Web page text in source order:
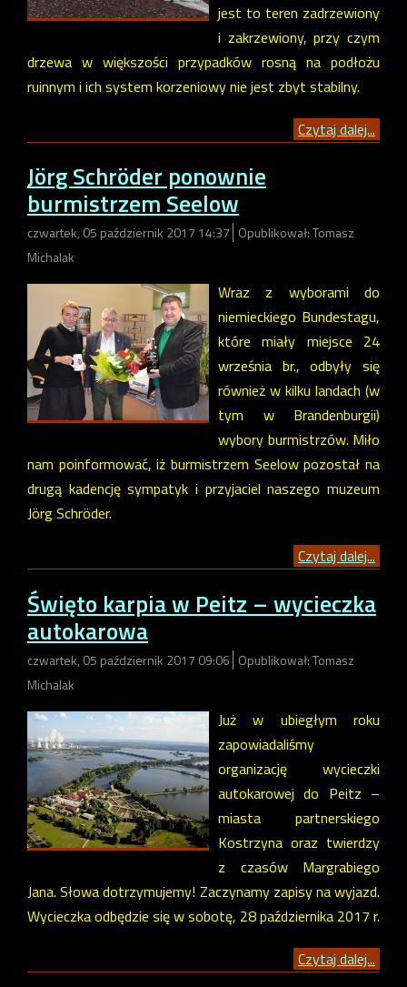
jest to teren zadrzewiony
i zakrzewiony, przy czym
drzewa w większości przypadków rosną na podłożu
ruinnym i ich system korzeniowy nie jest zbyt stabilny.
Czytaj dalej...
Jörg Schröder ponownie
burmistrzem Seelow
czwartek, 05 październik 2017 14:37 Opublikował: Tomasz
Michalak
Wraz z wyborami do
niemieckiego Bundestagu,
które miały miejsce 24
września br., odbyły się
również w kilku landach (w
tym w Brandenburgii)
wybory burmistrzów. Miło
nam poinformować, iż burmistrzem Seelow pozostał na
drugą kadencję sympatyk i przyjaciel naszego muzeum
Jörg Schröder.
Czytaj dalej...
Święto karpia w Peitz – wycieczka
autokarowa
czwartek, 05 październik 2017 09:06 Opublikował: Tomasz
Michalak
Już w ubiegłym roku
zapowiadaliśmy
organizację wycieczki
autokarowej do Peitz –
miasta partnerskiego
Kostrzyna oraz twierdzy
z czasów Margrabiego
Jana. Słowa dotrzymujemy! Zaczynamy zapisy na wyjazd.
Wycieczka odbędzie się w sobotę, 28 października 2017 r.
Czytaj dalej...